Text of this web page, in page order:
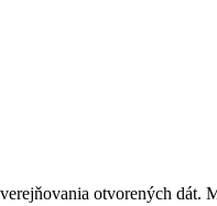
otvorených dát.